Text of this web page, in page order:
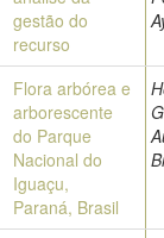
gestão do
recurso
Flora arbórea e
arborescente
do Parque
Nacional do
Iguaçu,
Paraná, Brasil